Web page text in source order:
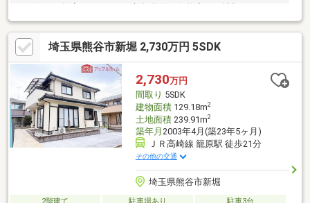
スピーディーです。 ■インターネット非公開の物件もご紹介可能
です。 ■ご希望の方にはメールでのやりとりだけで大丈夫です。
■お忙しいときは現地待合せ＆現地解散できます。 ■平日のご見学
希望大歓迎です! ■住宅ローンアドバイザーが銀行手続きをお手伝
い致します。
埼玉県熊谷市新堀 2,730万円 5SDK
2,730万円
間取り 5SDK
建物面積129.18m2
土地面積239.91m2
築年月 2003年4月(築23年5ヶ月)
ＪＲ高崎線 籠原駅 徒歩21分
その他の交通
埼玉県熊谷市新堀